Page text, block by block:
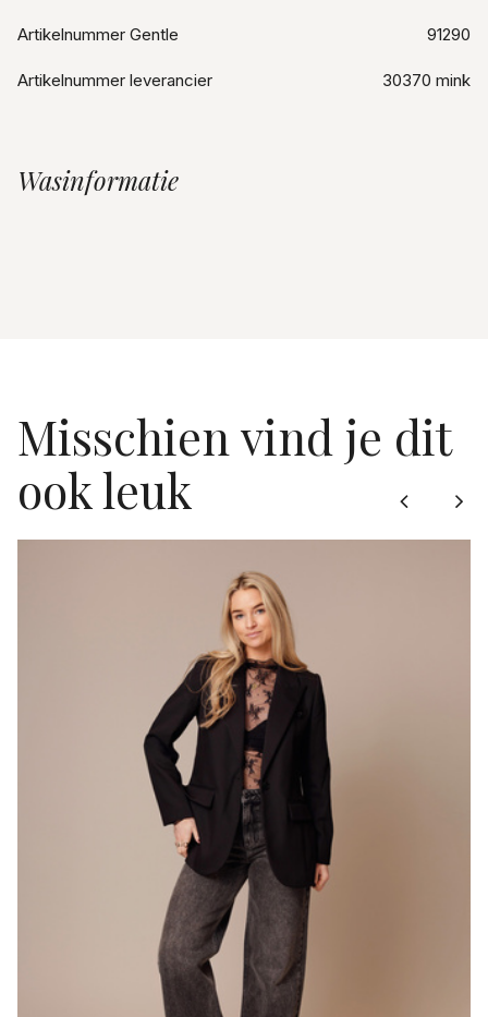
Artikelnummer Gentle 91290
Artikelnummer leverancier 30370 mink
Wasinformatie
Misschien vind je dit
ook leuk